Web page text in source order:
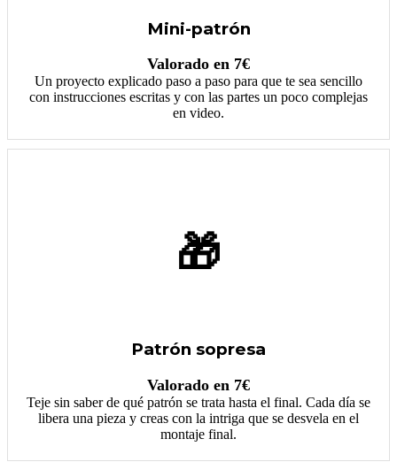
Mini-patrón
Valorado en 7€
Un proyecto explicado paso a paso para que te sea sencillo
con instrucciones escritas y con las partes un poco complejas
en video.
🎁
Patrón sopresa
Valorado en 7€
Teje sin saber de qué patrón se trata hasta el final. Cada día se
libera una pieza y creas con la intriga que se desvela en el
montaje final.